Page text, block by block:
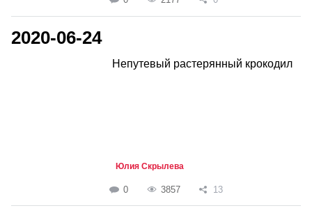
2020-06-24
Непутевый растерянный крокодил
Юлия Скрылева
0 3857 13